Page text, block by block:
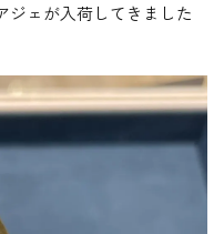
ジェが入荷してきました